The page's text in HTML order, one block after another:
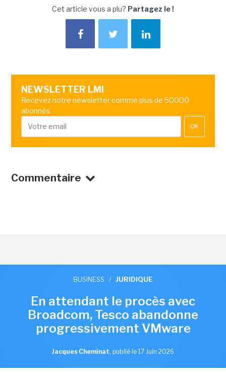
Cet article vous a plu? Partagez le !
NEWSLETTER LMI
Recevez notre newsletter comme plus de 50000
abonnés
OK
Commentaire
BUSINESS / JURIDIQUE
En attendant le procès avec
Broadcom, Tesco abandonne
progressivement VMware
Jacques Cheminat, publié le 17 Juin 2026